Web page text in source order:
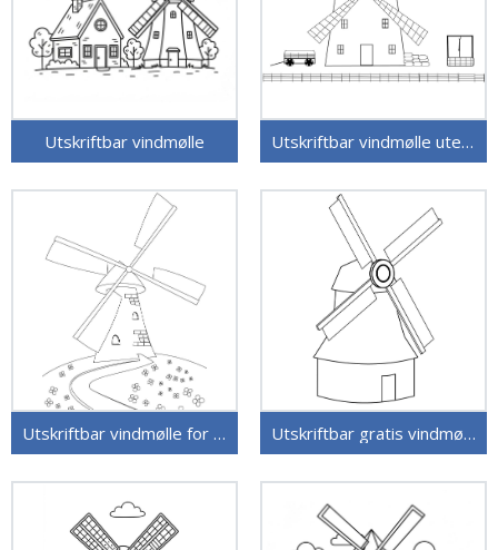
Utskriftbar vindmølle Utskriftbar vindmølle uten kostnad
Utskriftbar vindmølle for barn Utskriftbar gratis vindmølle